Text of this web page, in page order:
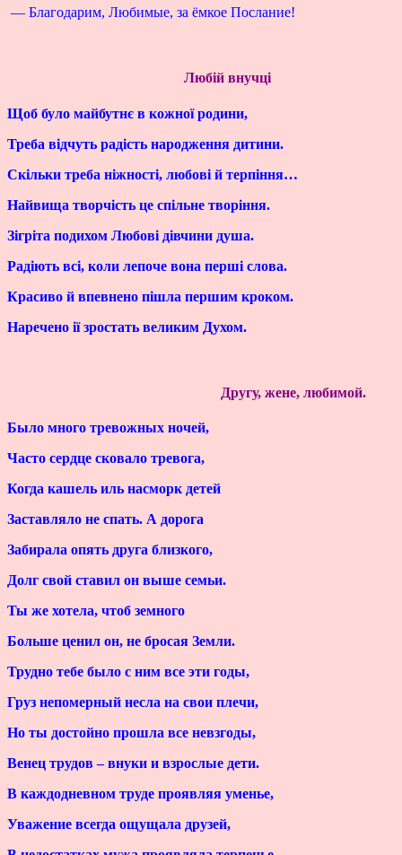
— Благодарим, Любимые, за ёмкое Послание!
Любій внучці
Щоб було майбутнє в кожної родини,
Треба відчуть радість народження дитини.
Скільки треба ніжності, любові й терпіння…
Найвища творчість це спільне творіння.
Зігріта подихом Любові дівчини душа.
Радіють всі, коли лепоче вона перші слова.
Красиво й впевнено пішла першим кроком.
Наречено ії зростать великим Духом.
Другу, жене, любимой.
Было много тревожных ночей,
Часто сердце сковало тревога,
Когда кашель иль насморк детей
Заставляло не спать. А дорога
Забирала опять друга близкого,
Долг свой ставил он выше семьи.
Ты же хотела, чтоб земного
Больше ценил он, не бросая Земли.
Трудно тебе было с ним все эти годы,
Груз непомерный несла на свои плечи,
Но ты достойно прошла все невзгоды,
Венец трудов – внуки и взрослые дети.
В каждодневном труде проявляя уменье,
Уважение всегда ощущала друзей,